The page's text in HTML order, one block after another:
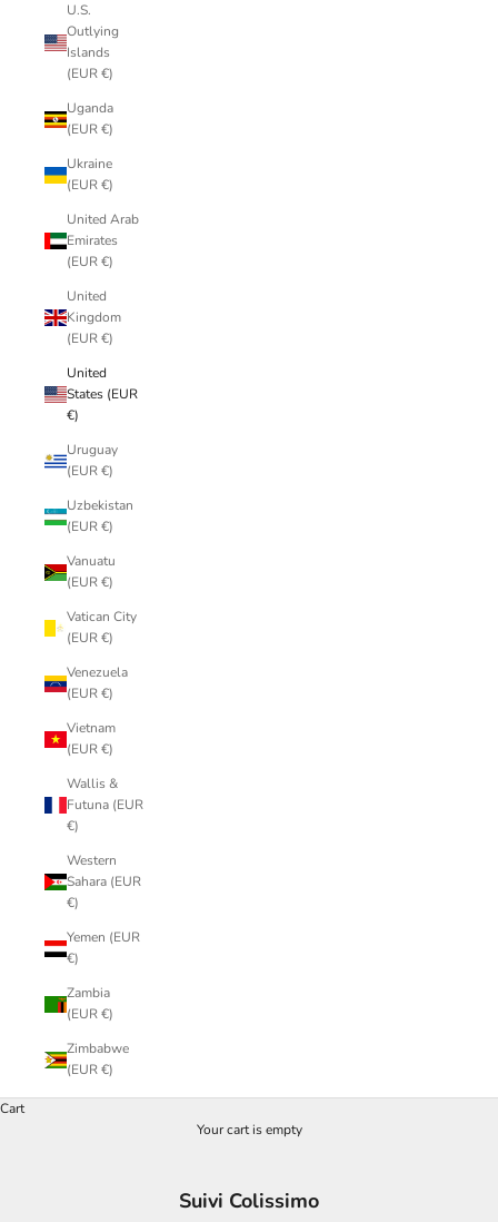
U.S.
Outlying
Islands
(EUR €)
Uganda
(EUR €)
Ukraine
(EUR €)
United Arab
Emirates
(EUR €)
United
Kingdom
(EUR €)
United
States (EUR
€)
Uruguay
(EUR €)
Uzbekistan
(EUR €)
Vanuatu
(EUR €)
Vatican City
(EUR €)
Venezuela
(EUR €)
Vietnam
(EUR €)
Wallis &
Futuna (EUR
€)
Western
Sahara (EUR
€)
Yemen (EUR
€)
Zambia
(EUR €)
Zimbabwe
(EUR €)
Cart
Your cart is empty
Suivi Colissimo